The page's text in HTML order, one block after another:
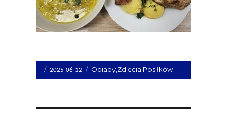
Opublikowano
dnia
2025-06-12 Kategorie
Obiady, Zdjęcia Posiłków